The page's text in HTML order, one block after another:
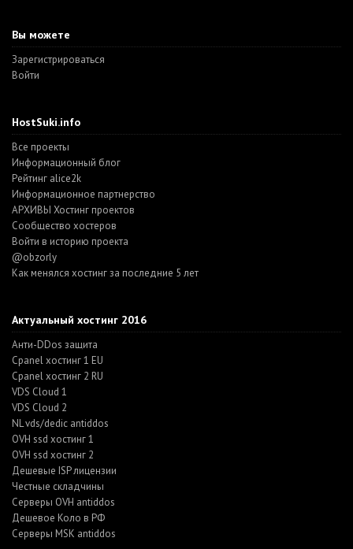
Вы можете
Зарегистрироваться
Войти
HostSuki.info
Все проекты
Информационный блог
Рейтинг alice2k
Информационное партнерство
АРХИВЫ Хостинг проектов
Cообщество хостеров
Войти в историю проекта
@obzorly
Как менялся хостинг за последние 5 лет
Актуальный хостинг 2016
Анти-DDos защита
Cpanel хостинг 1 EU
Cpanel хостинг 2 RU
VDS Cloud 1
VDS Cloud 2
NL vds/dedic antiddos
OVH ssd хостинг 1
OVH ssd хостинг 2
Дешевые ISP лицензии
Честные складчины
Серверы OVH antiddos
Дешевое Коло в РФ
Серверы MSK antiddos